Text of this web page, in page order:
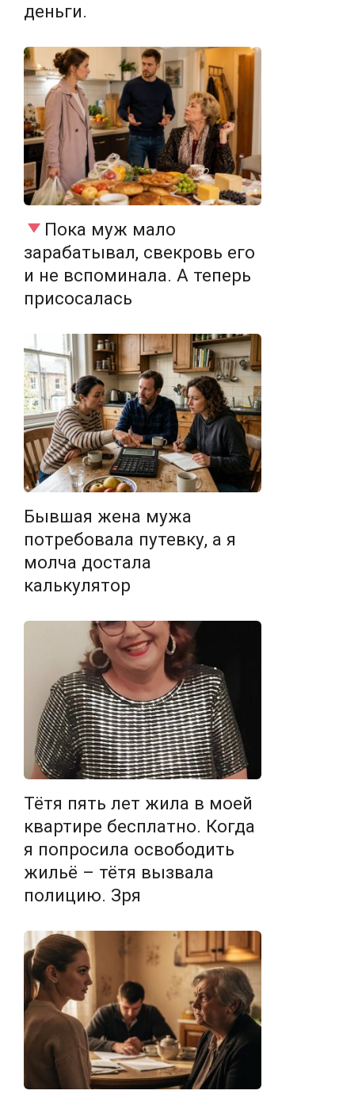
деньги.
Пока муж мало
зарабатывал, свекровь его
и не вспоминала. А теперь
присосалась
Бывшая жена мужа
потребовала путевку, а я
молча достала
калькулятор
Тётя пять лет жила в моей
квартире бесплатно. Когда
я попросила освободить
жильё – тётя вызвала
полицию. Зря